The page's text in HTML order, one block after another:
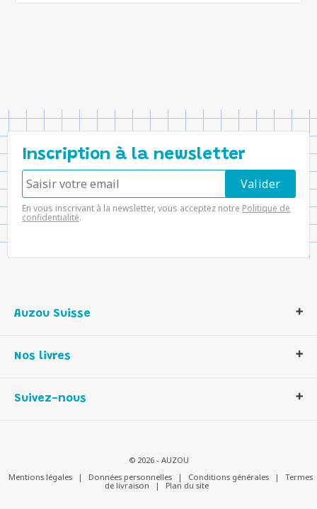
Inscription à la newsletter
En vous inscrivant à la newsletter, vous acceptez notre Politique de
confidentialité.
Auzou Suisse
Notre histoire
Contactez-nous
Nos livres
Livres enfants
Suivez-nous
© 2026 - AUZOU
Mentions légales
| Données personnelles | Conditions générales |
Termes
de livraison
| Plan du site